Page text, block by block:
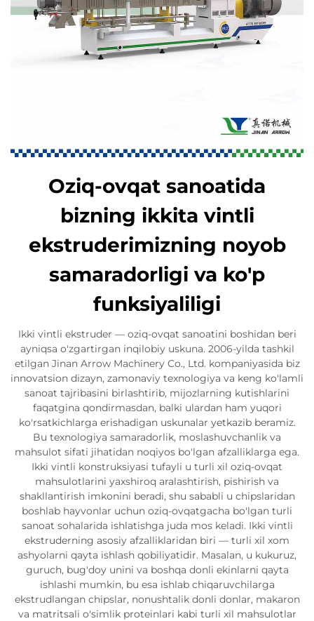
Oziq-ovqat sanoatida
bizning ikkita vintli
ekstruderimizning noyob
samaradorligi va ko'p
funksiyaliligi
Ikki vintli ekstruder — oziq-ovqat sanoatini boshidan beri
ayniqsa o'zgartirgan inqilobiy uskuna. 2006-yilda tashkil
etilgan Jinan Arrow Machinery Co., Ltd. kompaniyasida biz
innovatsion dizayn, zamonaviy texnologiya va keng ko'lamli
sanoat tajribasini birlashtirib, mijozlarning kutishlarini
faqatgina qondirmasdan, balki ulardan ham yuqori
ko'rsatkichlarga erishadigan uskunalar yetkazib beramiz.
Bu texnologiya samaradorlik, moslashuvchanlik va
mahsulot sifati jihatidan noqiyos bo'lgan afzalliklarga ega.
Ikki vintli konstruksiyasi tufayli u turli xil oziq-ovqat
mahsulotlarini yaxshiroq aralashtirish, pishirish va
shakllantirish imkonini beradi, shu sababli u chipslaridan
boshlab hayvonlar uchun oziq-ovqatgacha bo'lgan turli
sanoat sohalarida ishlatishga juda mos keladi. Ikki vintli
ekstruderning asosiy afzalliklaridan biri — turli xil xom
ashyolarni qayta ishlash qobiliyatidir. Masalan, u kukuruz,
guruch, bug'doy unini va boshqa donli ekinlarni qayta
ishlashi mumkin, bu esa ishlab chiqaruvchilarga
ekstrudlangan chipslar, nonushtalik donli donlar, makaron
va matritsali o'simlik proteinlari kabi turli xil mahsulotlar